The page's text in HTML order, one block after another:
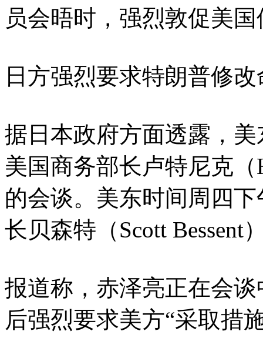
员会晤时，强烈敦促美
日方强烈要求特朗普修改
据日本政府方面透露，
美国商务部长卢特尼克
的会谈。美东时间周四
长贝森特（Scott Bessent
报道称，赤泽亮正在会
后强烈要求美方“采取措